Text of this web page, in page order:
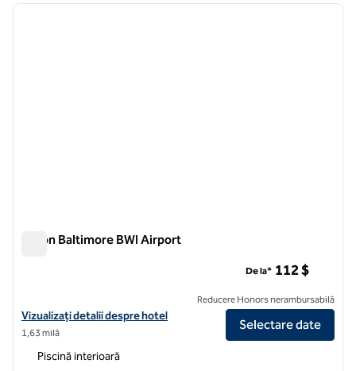
1 din 12
Hilton Baltimore BWI Airport
Vizualizați detaliile hotelului pentru Hilton Baltimore BWI Airport
Vizualizați detalii despre hotel
1,63 milă
De la* 112 $
Reducere Honors nerambursabilă
Selectare date
Piscină interioară